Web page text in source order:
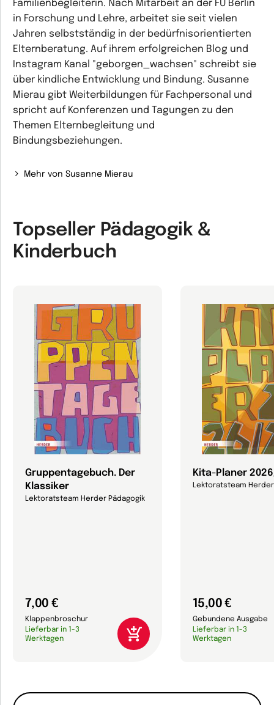
Familienbegleiterin. Nach Mitarbeit an der FU Berlin
in Forschung und Lehre, arbeitet sie seit vielen
Jahren selbstständig in der bedürfnisorientierten
Elternberatung. Auf ihrem erfolgreichen Blog und
Instagram Kanal "geborgen_wachsen" schreibt sie
über kindliche Entwicklung und Bindung. Susanne
Mierau gibt Weiterbildungen für Fachpersonal und
spricht auf Konferenzen und Tagungen zu den
Themen Elternbegleitung und
Bindungsbeziehungen.
Mehr von Susanne Mierau
Topseller Pädagogik &
Kinderbuch
Gruppentagebuch. Der
Klassiker
Lektoratsteam Herder Pädagogik
7,00 €
Klappenbroschur
Lieferbar in 1-3
Werktagen
Kita-Planer
Lektoratsteam Herder
15,00 €
Gebundene Ausgabe
Lieferbar in 1-3
Werktagen